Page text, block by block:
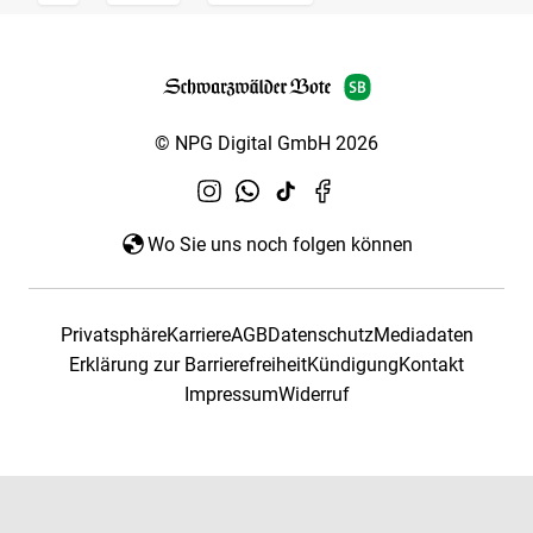
© NPG Digital GmbH 2026
Wo Sie uns noch folgen können
PrivatsphäreKarriereAGBDatenschutzMediadaten
Erklärung zur BarrierefreiheitKündigungKontakt
ImpressumWiderruf